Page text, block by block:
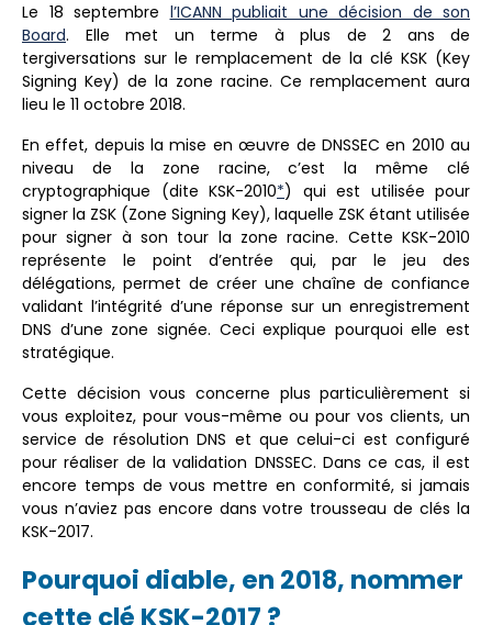
Le 18 septembre l’ICANN publiait une décision de son
Board. Elle met un terme à plus de 2 ans de
tergiversations sur le remplacement de la clé KSK (Key
Signing Key) de la zone racine. Ce remplacement aura
lieu le 11 octobre 2018.
En effet, depuis la mise en œuvre de DNSSEC en 2010 au
niveau de la zone racine, c’est la même clé
cryptographique (dite KSK-2010*) qui est utilisée pour
signer la ZSK (Zone Signing Key), laquelle ZSK étant utilisée
pour signer à son tour la zone racine. Cette KSK-2010
représente le point d’entrée qui, par le jeu des
délégations, permet de créer une chaîne de confiance
validant l’intégrité d’une réponse sur un enregistrement
DNS d’une zone signée. Ceci explique pourquoi elle est
stratégique.
Cette décision vous concerne plus particulièrement si
vous exploitez, pour vous-même ou pour vos clients, un
service de résolution DNS et que celui-ci est configuré
pour réaliser de la validation DNSSEC. Dans ce cas, il est
encore temps de vous mettre en conformité, si jamais
vous n’aviez pas encore dans votre trousseau de clés la
KSK-2017.
Pourquoi diable, en 2018, nommer
cette clé KSK-2017 ?